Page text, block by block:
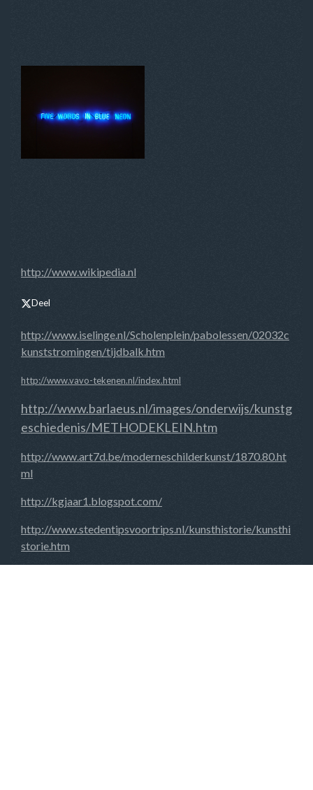
http://www.wikipedia.nl
Deel
http://www.iselinge.nl/Scholenplein/pabolessen/02032c
kunststromingen/tijdbalk.htm
http://www.vavo-tekenen.nl/index.html
http://www.barlaeus.nl/images/onderwijs/kunstg
eschiedenis/METHODEKLEIN.htm
http://www.art7d.be/moderneschilderkunst/1870.80.ht
ml
http://kgjaar1.blogspot.com/
http://www.stedentipsvoortrips.nl/kunsthistorie/kunsthi
storie.htm